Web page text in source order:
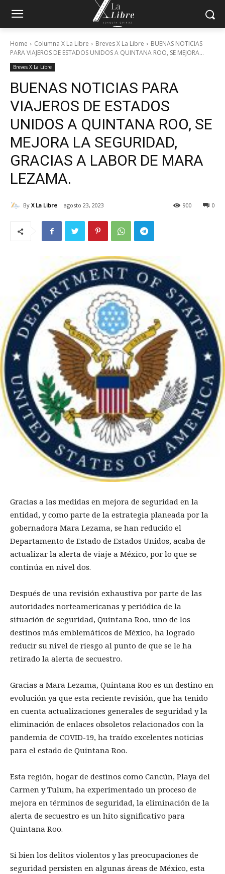
Home Columna X La Libre Breves X La Libre
BUENAS NOTICIAS
PARA VIAJEROS DE ESTADOS UNIDOS A QUINTANA ROO, SE MEJORA...
Breves X La Libre
BUENAS NOTICIAS PARA
VIAJEROS DE ESTADOS
UNIDOS A QUINTANA ROO, SE
MEJORA LA SEGURIDAD,
GRACIAS A LABOR DE MARA
LEZAMA.
By X La Libre agosto 23, 2023 0
900
Gracias a las medidas en mejora de seguridad en la
entidad, y como parte de la estrategia planeada por la
gobernadora Mara Lezama, se han reducido el
Departamento de Estado de Estados Unidos, acaba de
actualizar la alerta de viaje a México, por lo que se
continúa en nivel dos.
Después de una revisión exhaustiva por parte de las
autoridades norteamericanas y periódica de la
situación de seguridad, Quintana Roo, uno de los
destinos más emblemáticos de México, ha logrado
reducir su nivel de riesgo al punto de que se le ha
retirado la alerta de secuestro.
Gracias a Mara Lezama, Quintana Roo es un destino en
evolución ya que esta reciente revisión, que ha tenido
en cuenta actualizaciones generales de seguridad y la
eliminación de enlaces obsoletos relacionados con la
pandemia de COVID-19, ha traído excelentes noticias
para el estado de Quintana Roo.
Esta región, hogar de destinos como Cancún, Playa del
Carmen y Tulum, ha experimentado un proceso de
mejora en términos de seguridad, la eliminación de la
alerta de secuestro es un hito significativo para
Quintana Roo.
Si bien los delitos violentos y las preocupaciones de
seguridad persisten en algunas áreas de México, esta